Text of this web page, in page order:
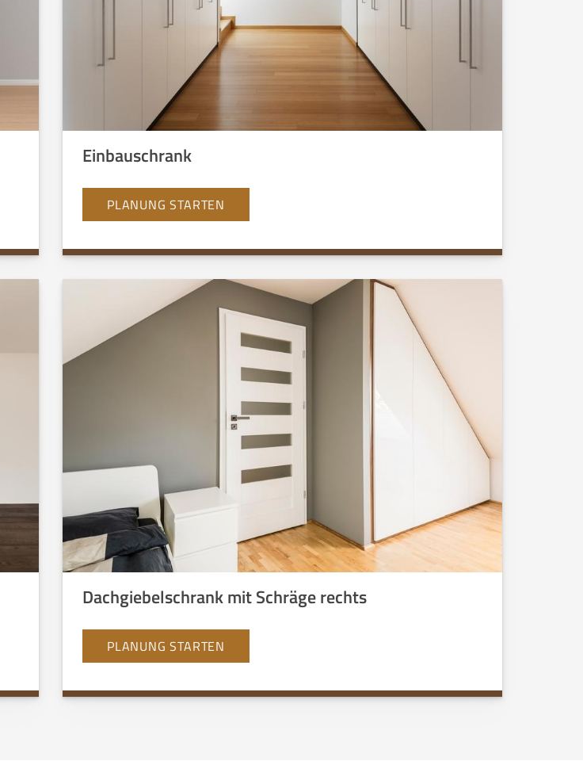
Einbauschrank
PLANUNG STARTEN
Dachgiebelschrank mit Schräge rechts
PLANUNG STARTEN